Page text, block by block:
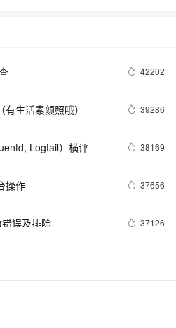
42202
生活素颜照哦） 39286
Logtail）横评 38169
操作 37656
误及排除 37126
）入门与 Jaeger 实
可用的GitLab